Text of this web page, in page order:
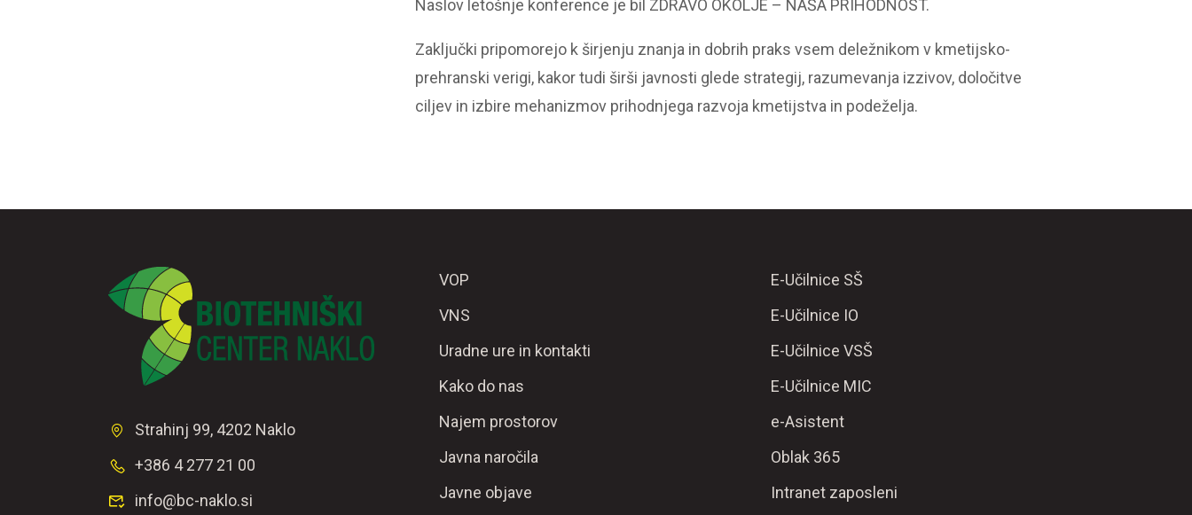
Naslov letošnje konference je bil ZDRAVO OKOLJE – NAŠA PRIHODNOST.
Zaključki pripomorejo k širjenju znanja in dobrih praks vsem deležnikom v kmetijsko-
prehranski verigi, kakor tudi širši javnosti glede strategij, razumevanja izzivov, določitve
ciljev in izbire mehanizmov prihodnjega razvoja kmetijstva in podeželja.
Strahinj 99, 4202 Naklo
+386 4 277 21 00
info@bc-naklo.si
VOP
VNS
Uradne ure in kontakti
Kako do nas
Najem prostorov
Javna naročila
Javne objave
E-Učilnice SŠ
E-Učilnice IO
E-Učilnice VSŠ
E-Učilnice MIC
e-Asistent
Oblak 365
Intranet zaposleni